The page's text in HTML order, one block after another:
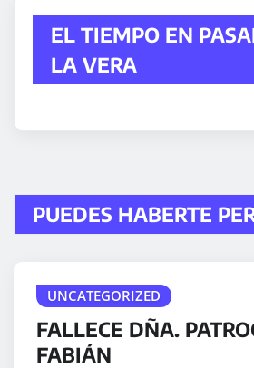
EL TIEMPO EN
LA VERA
PUEDES HABERTE
UNCATEGORIZED
FALLECE DÑA.
FABIÁN